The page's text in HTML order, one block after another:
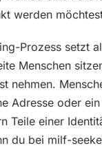
werden
Prozess setzt
Menschen
nehmen.
Adresse oder
Teile einer
du bei milf-